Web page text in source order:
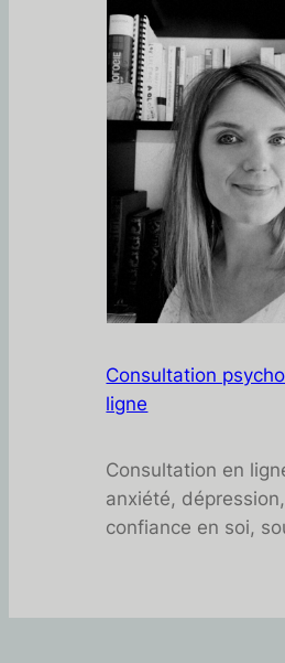
Consultation
ligne
Consultation en
anxiété,
confiance en soi,